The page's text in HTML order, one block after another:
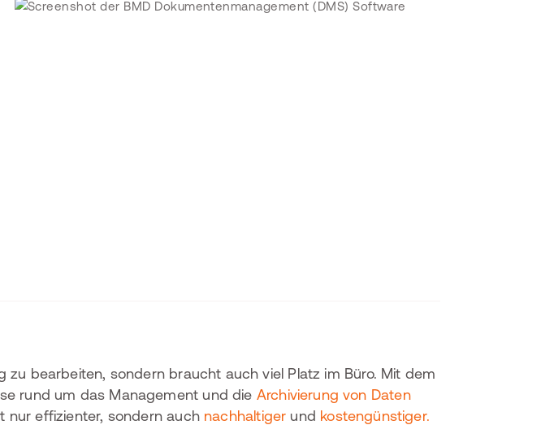
zu bearbeiten, sondern braucht auch viel Platz im Büro. Mit dem
rund um das Management und die Archivierung von Daten
nur effizienter, sondern auch nachhaltiger und kostengünstiger.